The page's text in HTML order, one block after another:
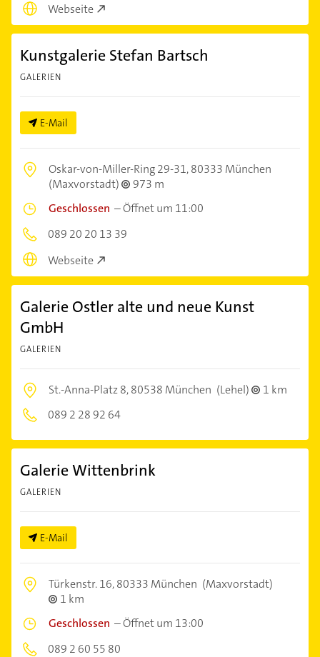
Webseite
Kunstgalerie Stefan Bartsch
GALERIEN
E-Mail
Oskar-von-Miller-Ring 29-31,80333 München
(Maxvorstadt)
973 m
Geschlossen –Öffnet um 11:00
089 20 20 13 39
Webseite
Galerie Ostler alte und neue Kunst
GmbH
GALERIEN
St.-Anna-Platz 8,80538 München (Lehel)
1 km
089 2 28 92 64
Galerie Wittenbrink
GALERIEN
E-Mail
Türkenstr. 16,80333 München (Maxvorstadt)
1 km
Geschlossen –Öffnet um 13:00
089 2 60 55 80